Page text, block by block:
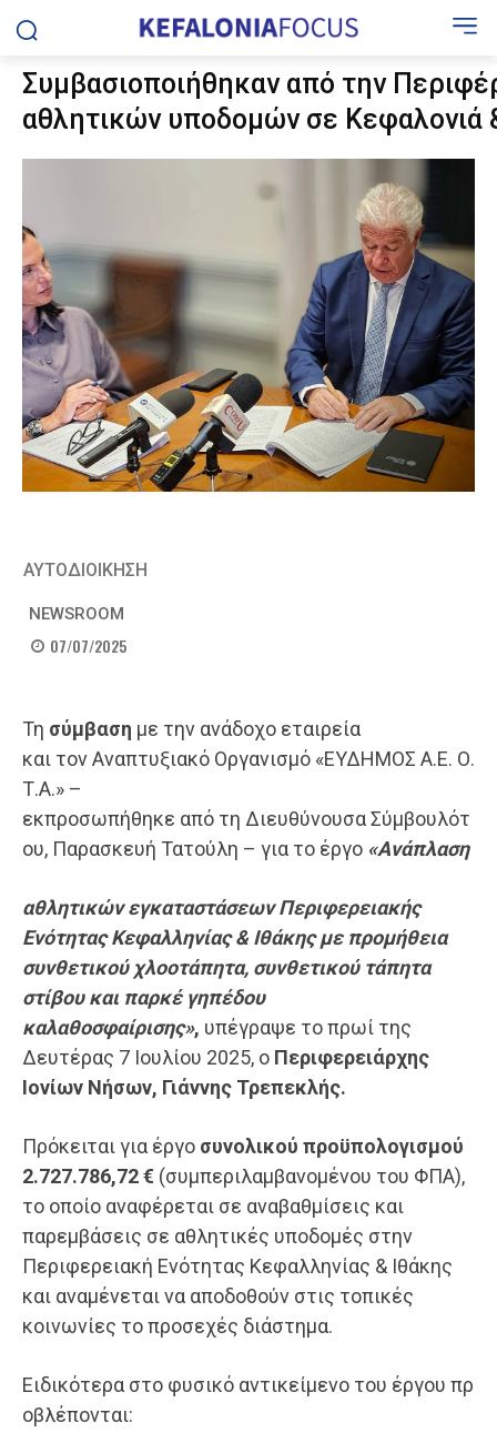
Συμβασιοποιήθηκαν από την
αθλητικών υποδομών σε
ΑΥΤΟΔΙΟΙΚΗΣΗ
NEWSROOM
07/07/2025
Τη σύμβαση με την ανάδοχο εταιρεία
και τον Αναπτυξιακό Οργανισμό «ΕΥΔΗΜΟΣ Α.Ε. Ο.
Τ.Α.» –
εκπροσωπήθηκε από τη Διευθύνουσα Σύμβουλότ
ου, Παρασκευή Τατούλη – για το έργο «Ανάπλαση
αθλητικών εγκαταστάσεων Περιφερειακής
Ενότητας Κεφαλληνίας & Ιθάκης με προμήθεια
συνθετικού χλοοτάπητα, συνθετικού τάπητα
στίβου και παρκέ γηπέδου
καλαθοσφαίρισης», υπέγραψε το πρωί της
Δευτέρας 7 Ιουλίου 2025, ο Περιφερειάρχης
Ιονίων Νήσων, Γιάννης Τρεπεκλής.
Πρόκειται για έργο συνολικού προϋπολογισμού
2.727.786,72€ (συμπεριλαμβανομένου του ΦΠΑ),
το οποίο αναφέρεται σε αναβαθμίσεις και
παρεμβάσεις σε αθλητικές υποδομές στην
Περιφερειακή Ενότητας Κεφαλληνίας & Ιθάκης
και αναμένεται να αποδοθούν στις τοπικές
κοινωνίες το προσεχές διάστημα.
Ειδικότερα στο φυσικό αντικείμενο του έργου πρ
οβλέπονται: